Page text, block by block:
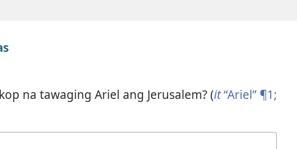
na tawaging Ariel ang Jerusalem? (it“Ariel” ¶1;